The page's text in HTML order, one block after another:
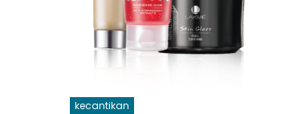
kecantikan